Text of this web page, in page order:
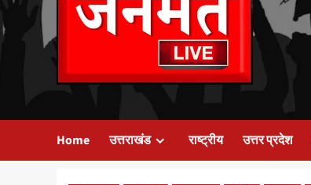
Home उत्तराखंड राष्ट्रीय उत्तर प्रदेश